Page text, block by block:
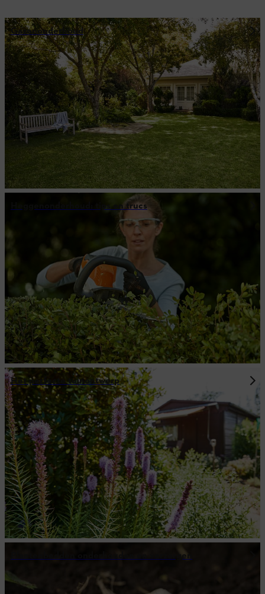
Gazononderhoud
Heggenonderhoud: tips en trucs
Het perfecte tuinontwerp
Plantenbedden onderhouden en verzorgen